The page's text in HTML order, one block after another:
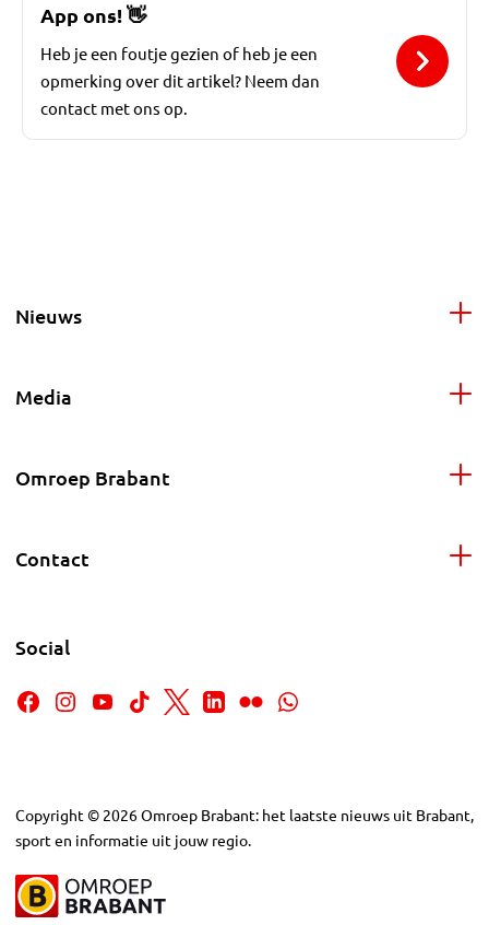
App ons! 👋
Heb je een foutje gezien of heb je een
opmerking over dit artikel? Neem dan
contact met ons op.
Nieuws
Media
Omroep Brabant
Contact
Social
Copyright © 2026Omroep Brabant: het laatste nieuws uit Brabant,
sport en informatie uit jouw regio.